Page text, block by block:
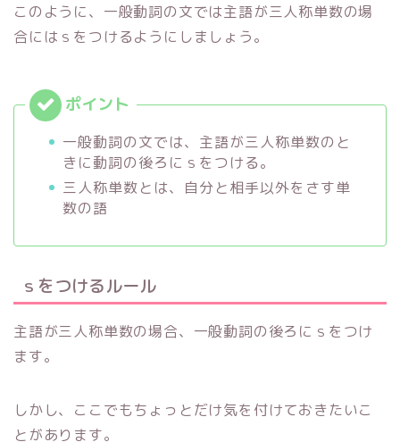
このように、一般動詞の文では主語が三人称単数の場
合にはｓをつけるようにしましょう。
一般動詞の文では、主語が三人称単数のと
きに動詞の後ろにｓをつける。
三人称単数とは、自分と相手以外をさす単
数の語
ｓをつけるルール
主語が三人称単数の場合、一般動詞の後ろにｓをつけ
ます。
しかし、ここでもちょっとだけ気を付けておきたいこ
とがあります。